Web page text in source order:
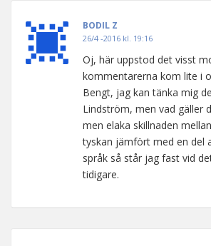
BODIL Z
26/4 -2016 kl. 19:16
Oj, här uppstod det visst
kommentarerna kom lite i
Bengt, jag kan tänka mig
Lindström, men vad gäller
men elaka skillnaden
tyskan jämfört med en del
språk så står jag fast vid
tidigare.